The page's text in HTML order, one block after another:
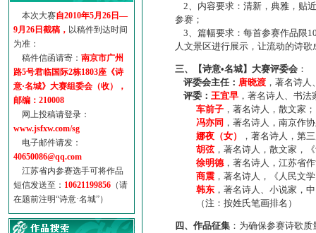
参赛作品多达5000多首
“诗意·名城”晒诗会
特别通知--致广大诗词爱好...
本次大赛自2010年5月26日—
9月26日截稿， 以稿件到达时间
为准：
稿件信函请寄： 南京市广州
路5号君临国际2栋1803座《诗
意·名城》大赛组委会（收），
邮编：210008
网上投稿请登录：
www.jsfxw.com/sg
电子邮件请发：
40650086@qq.com
江苏省内参赛选手可将作品
短信发送至： 10621199856 （请
在题前注明“诗意·名城”）
2、内容要求：清新，典雅，贴
参赛；
3、篇幅要求：每首参赛作品限
人文景区进行展示，让流动的诗
三、【诗意•名城】大赛评委会 ：
评委会主任： 唐晓渡 ，著名诗
评委： 王宜早 ，著名诗人、书
车前子 ，著名诗人，散文家；
冯亦同 ，著名诗人，南京作
娜夜（女）
，著名诗人，第
胡弦，著名诗人，散文家，
徐明德，著名诗人，江苏省
商震 ，著名诗人，《人民文
韩东 ，著名诗人、小说家，
（注：按姓氏笔画排名）
四、作品征集 ：为确保参赛诗歌